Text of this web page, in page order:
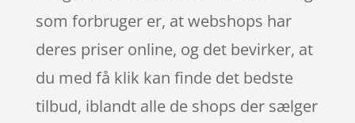
som forbruger er, at webshops har
deres priser online, og det bevirker, at
du med få klik kan finde det bedste
tilbud, iblandt alle de shops der sælger